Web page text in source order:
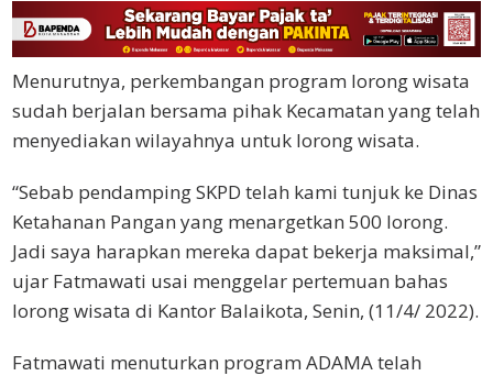
Menurutnya, perkembangan program lorong wisata
sudah berjalan bersama pihak Kecamatan yang telah
menyediakan wilayahnya untuk lorong wisata.
“Sebab pendamping SKPD telah kami tunjuk ke Dinas
Ketahanan Pangan yang menargetkan 500 lorong.
Jadi saya harapkan mereka dapat bekerja maksimal,”
ujar Fatmawati usai menggelar pertemuan bahas
lorong wisata di Kantor Balaikota, Senin, (11/4/ 2022).
Fatmawati menuturkan program ADAMA telah